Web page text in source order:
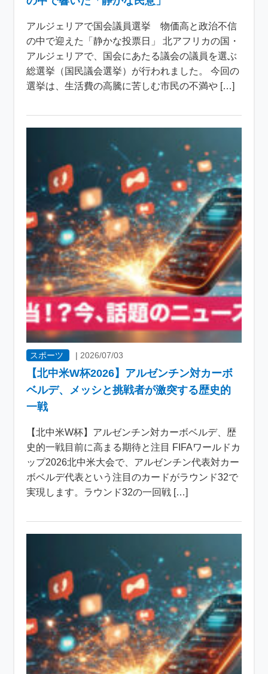
アルジェリアで国会議員選挙 物価高と政治不信
の中で迎えた「静かな投票日」 北アフリカの国・
アルジェリアで、国会にあたる議会の議員を選ぶ
総選挙（国民議会選挙）が行われました。 今回の
選挙は、生活費の高騰に苦しむ市民の不満や […]
スポーツ |2026/07/03
【北中米W杯2026】アルゼンチン対カーボ
ベルデ、メッシと挑戦者が激突する歴史的
一戦
【北中米W杯】アルゼンチン対カーボベルデ、歴
史的一戦目前に高まる期待と注目 FIFAワールドカ
ップ2026北中米大会で、アルゼンチン代表対カー
ボベルデ代表という注目のカードがラウンド32で
実現します。ラウンド32の一回戦 […]